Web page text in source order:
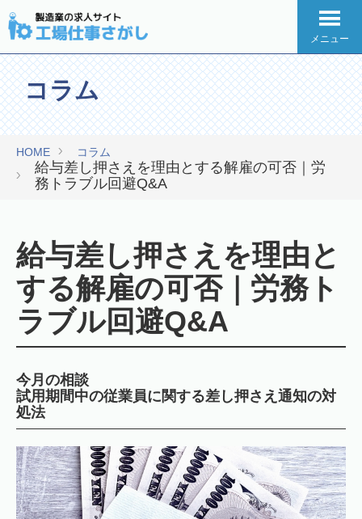
メニュー
コラム
HOME コラム
給与差し押さえを理由とする解雇の可否｜労
務トラブル回避Q&A
給与差し押さえを理由と
する解雇の可否｜労務ト
ラブル回避Q&A
今月の相談
試用期間中の従業員に関する差し押さえ通知の対
処法